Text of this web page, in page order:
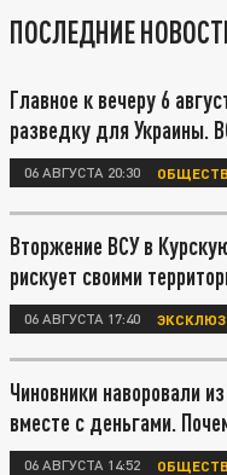
ПОСЛЕДНИЕ
Главное к вечеру 6
разведку для Украины.
06 АВГУСТА 20:30
Вторжение ВСУ в
рискует своими
06 АВГУСТА 17:40
Чиновники наворовали
вместе с деньгами.
06 АВГУСТА 14:52